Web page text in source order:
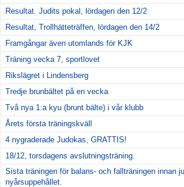
Resultat. Judits pokal, lördagen den 12/2
Resultat, Trollhätteträffen, lördagen den 14/2
Framgångar även utomlands för KJK
Träning vecka 7, sportlovet
Rikslägret i Lindensberg
Tredje brunbältet på en vecka
Två nya 1:a kyu (brunt bälte) i vår klubb
Årets första träningskväll
4 nygraderade Judokas, GRATTIS!
18/12, torsdagens avslutningsträning.
Sista träningen för balans- och fallträningen innan
nyårsuppehållet.